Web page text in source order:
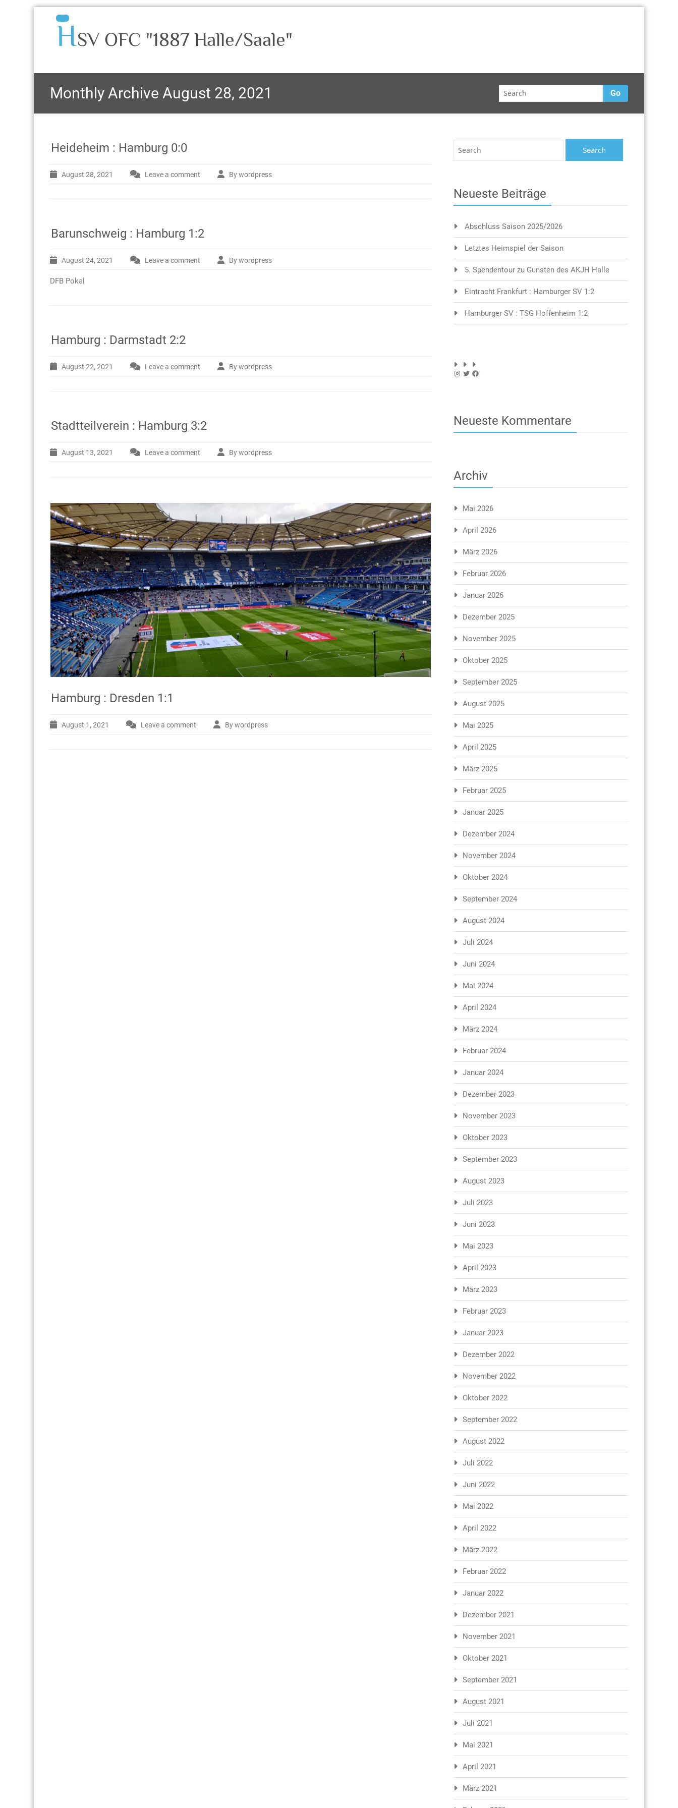
HSV OFC "1887 Halle/Saale"
Monthly Archive August 28, 2021 Go
Heideheim : Hamburg 0:0
August 28, 2021 Leave a comment By wordpress
Barunschweig : Hamburg 1:2
August 24, 2021 Leave a comment By wordpress
DFB Pokal
Hamburg : Darmstadt 2:2
August 22, 2021 Leave a comment By wordpress
Stadtteilverein : Hamburg 3:2
August 13, 2021 Leave a comment By wordpress
Hamburg : Dresden 1:1
August 1, 2021 Leave a comment By wordpress
Neueste Beiträge
Abschluss Saison 2025/2026
Letztes Heimspiel der Saison
5. Spendentour zu Gunsten des AKJH Halle
Eintracht Frankfurt : Hamburger SV 1:2
Hamburger SV : TSG Hoffenheim 1:2
Instagram
TwitterFacebook
Neueste Kommentare
Archiv
Mai 2026
April 2026
März 2026
Februar 2026
Januar 2026
Dezember 2025
November 2025
Oktober 2025
September 2025
August 2025
Mai 2025
April 2025
März 2025
Februar 2025
Januar 2025
Dezember 2024
November 2024
Oktober 2024
September 2024
August 2024
Juli 2024
Juni 2024
Mai 2024
April 2024
März 2024
Februar 2024
Januar 2024
Dezember 2023
November 2023
Oktober 2023
September 2023
August 2023
Juli 2023
Juni 2023
Mai 2023
April 2023
März 2023
Februar 2023
Januar 2023
Dezember 2022
November 2022
Oktober 2022
September 2022
August 2022
Juli 2022
Juni 2022
Mai 2022
April 2022
März 2022
Februar 2022
Januar 2022
Dezember 2021
November 2021
Oktober 2021
September 2021
August 2021
Juli 2021
Mai 2021
April 2021
März 2021